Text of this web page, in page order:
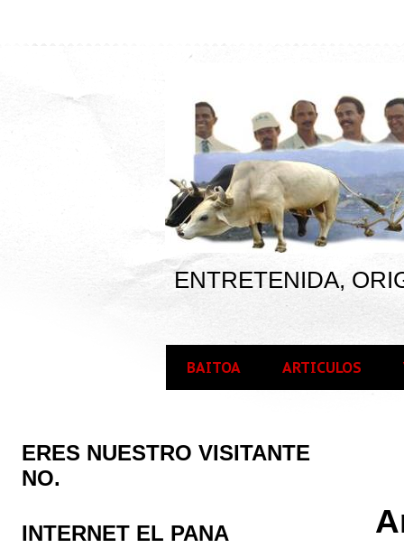
ENTRETENIDA,
BAITOA ARTICULOS
ERES NUESTRO VISITANTE
NO.
INTERNET EL PANA